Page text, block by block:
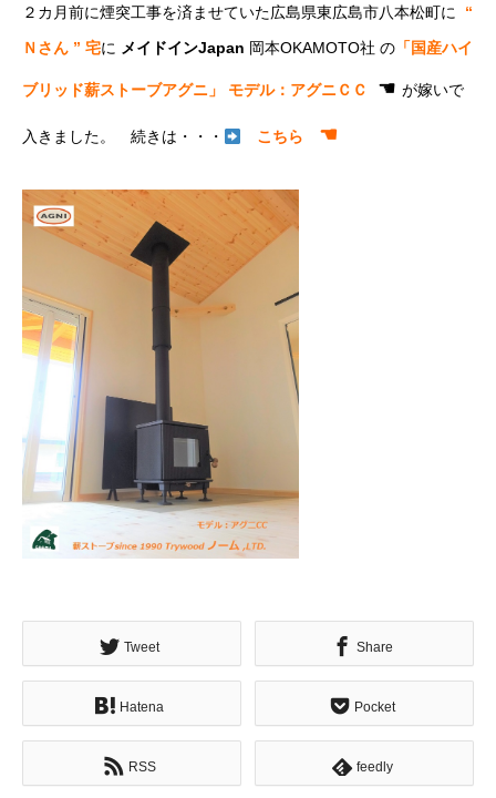
２カ月前に煙突工事を済ませていた広島県東広島市八本松町に “
Ｎさん ” 宅に メイドインJapan 岡本OKAMOTO社 の 「国産ハイ
ブリッド薪ストーブアグニ」 モデル：アグニＣＣ ☚ が嫁いで
入きました。 続きは・・・ こちら ☚
Tweet Share
Hatena Pocket
RSS feedly